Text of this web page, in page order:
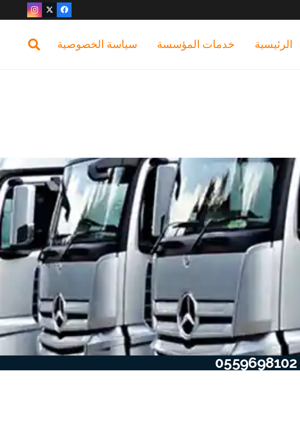
الرئيسية خدمات المؤسسة سياسة الخصوصية